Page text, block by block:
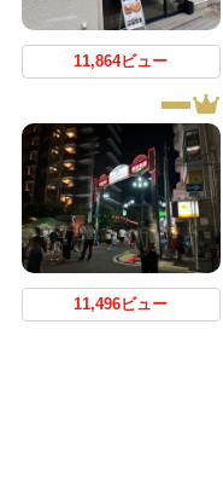
11,864ビュー
11,496ビュー